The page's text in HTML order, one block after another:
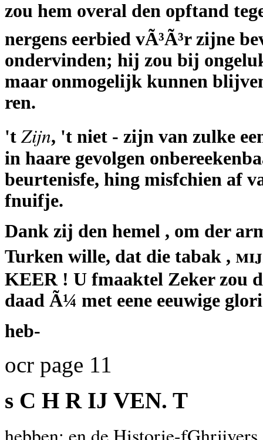
zou hem overal den opftand
nergens eerbied vÃ³Ã³r zijne
ondervinden; hij zou bij
maar onmogelijk kunnen
ren.
't Zijn, 't niet - zijn van zulke
in haare gevolgen
beurtenisfe, hing misfchien af
fnuifje.
Dank zij den hemel , om der
Turken wille, dat die tabak ,
KEER ! U fmaaktel Zeker zou
daad Ã¼ met eene eeuwige
heb-
ocr page 11
s C H R IJ VEN. T